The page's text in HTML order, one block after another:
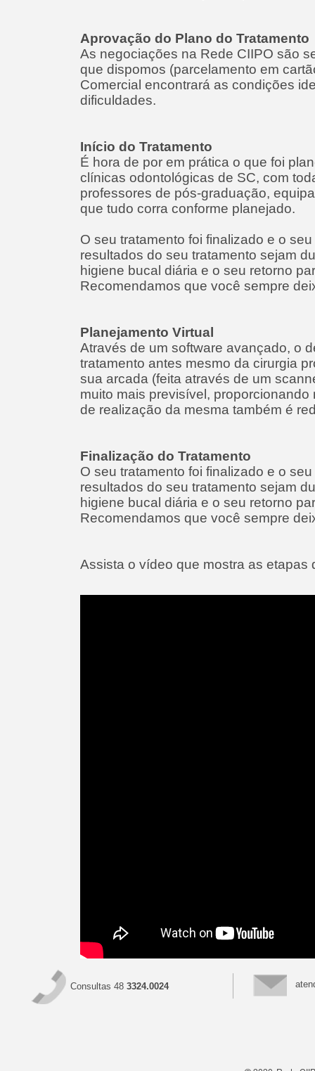
Aprovação do Plano do Tratamento
As negociações na Rede CIIPO são
que dispomos (parcelamento em
Comercial encontrará as condições
dificuldades.
Início do Tratamento
É hora de por em prática o que foi
clínicas odontológicas de SC, com
professores de pós-graduação,
que tudo corra conforme planejado.
O seu tratamento foi finalizado e o
resultados do seu tratamento sejam
higiene bucal diária e o seu retorno
Recomendamos que você sempre
Planejamento Virtual
Através de um software avançado, o
tratamento antes mesmo da cirurgia
sua arcada (feita através de um
muito mais previsível,
de realização da mesma também é
Finalização do Tratamento
O seu tratamento foi finalizado e o
resultados do seu tratamento sejam
higiene bucal diária e o seu retorno
Recomendamos que você sempre
Assista o vídeo que mostra as etapas
Consultas 48 3324.0024